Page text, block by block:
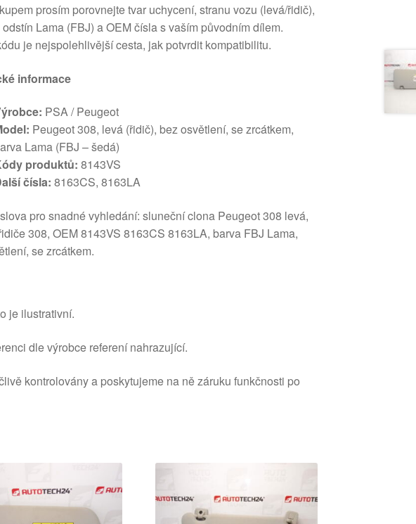
prosím porovnejte tvar uchycení, stranu vozu (levá/řidič),
Lama (FBJ) a OEM čísla s vaším původním dílem.
je nejspolehlivější cesta, jak potvrdit kompatibilitu.
informace
PSA / Peugeot
Peugeot 308, levá (řidič), bez osvětlení, se zrcátkem,
Lama (FBJ – šedá)
produktů: 8143VS
čísla: 8163CS, 8163LA
pro snadné vyhledání: sluneční clona Peugeot 308 levá,
308, OEM 8143VS 8163CS 8163LA, barva FBJ Lama,
se zrcátkem.
je ilustrativní.
dle výrobce referení nahrazující.
kontrolovány a poskytujeme na ně záruku funkčnosti po